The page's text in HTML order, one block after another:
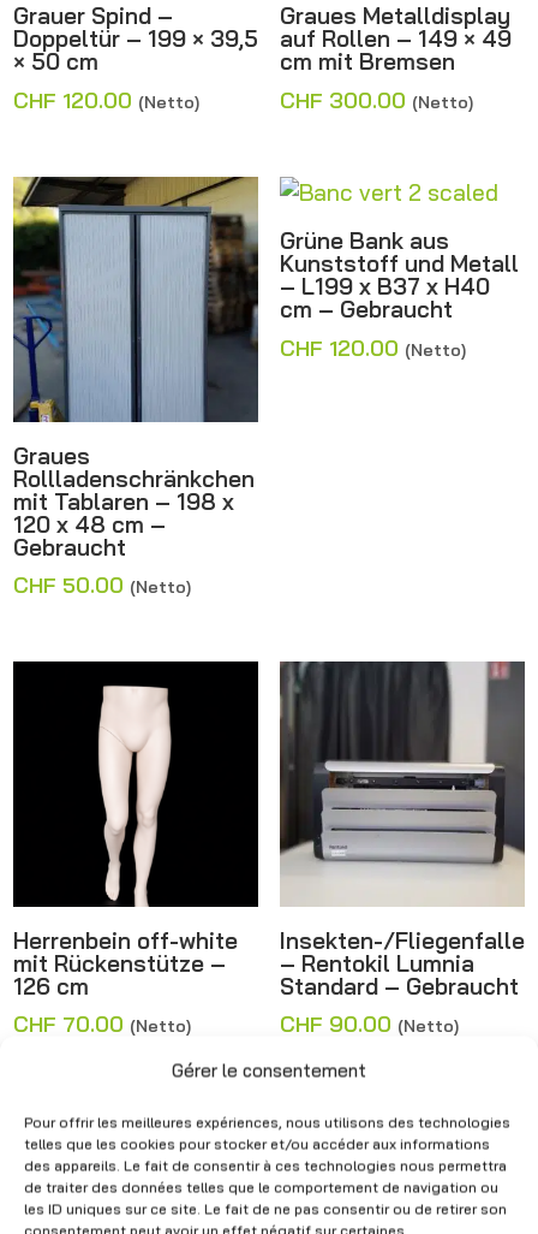
Gérer le consentement
Pour offrir les meilleures expériences, nous utilisons des technologies
telles que les cookies pour stocker et/ou accéder aux informations
des appareils. Le fait de consentir à ces technologies nous permettra
de traiter des données telles que le comportement de navigation ou
les ID uniques sur ce site. Le fait de ne pas consentir ou de retirer son
consentement peut avoir un effet négatif sur certaines
Grauer Spind –
Doppeltür – 199 × 39,5
× 50 cm
CHF 120.00 (Netto)
Graues Metalldisplay
auf Rollen – 149 × 49
cm mit Bremsen
CHF 300.00 (Netto)
Graues
Rollladenschränkchen
mit Tablaren – 198 x
120 x 48 cm –
Gebraucht
CHF 50.00 (Netto)
Grüne Bank aus
Kunststoff und Metall
– L199 x B37 x H40
cm – Gebraucht
CHF 120.00 (Netto)
Herrenbein off-white
mit Rückenstütze –
126 cm
CHF 70.00 (Netto)
Insekten-/Fliegenfalle
– Rentokil Lumnia
Standard – Gebraucht
CHF 90.00 (Netto)
Angebot!